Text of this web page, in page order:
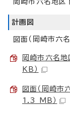
岡崎市六名地区
計画図
図面（岡崎市六
岡崎市六名
KB）
図面（岡崎市
1.3 MB）